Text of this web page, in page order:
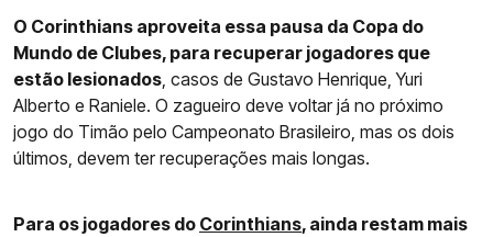
O Corinthians aproveita essa pausa da Copa do
Mundo de Clubes, para recuperar jogadores que
estão lesionados, casos de Gustavo Henrique, Yuri
Alberto e Raniele. O zagueiro deve voltar já no próximo
jogo do Timão pelo Campeonato Brasileiro, mas os dois
últimos, devem ter recuperações mais longas.
Para os jogadores do Corinthians, ainda restam mais